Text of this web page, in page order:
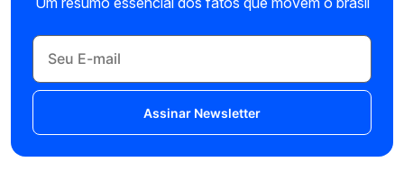
Assinar Newsletter